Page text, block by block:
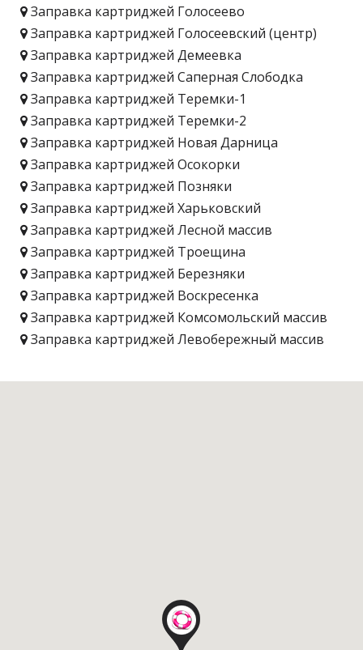
Заправка картриджей Голосеево
Заправка картриджей Голосеевский (центр)
Заправка картриджей Демеевка
Заправка картриджей Саперная Слободка
Заправка картриджей Теремки-1
Заправка картриджей Теремки-2
Заправка картриджей Новая Дарница
Заправка картриджей Осокорки
Заправка картриджей Позняки
Заправка картриджей Харьковский
Заправка картриджей Лесной массив
Заправка картриджей Троещина
Заправка картриджей Березняки
Заправка картриджей Воскресенка
Заправка картриджей Комсомольский массив
Заправка картриджей Левобережный массив
Заправка картриджей Русановка
Заправка картриджей Виноградарь
Заправка картриджей Подол
Заправка картриджей Академгородок